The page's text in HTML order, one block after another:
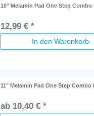
10" Melamin Pad One Step Combo
12,99 € *
In den Warenkorb
11" Melamin Pad One Step Combo
ab 10,40 € *